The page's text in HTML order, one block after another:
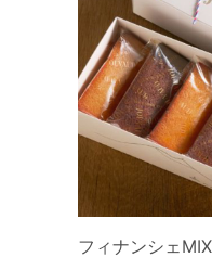
フィナンシェ